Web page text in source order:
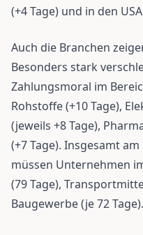
(+4 Tage) und in den
Auch die Branchen
Besonders stark
Zahlungsmoral im
Rohstoffe (+10 Tage),
(jeweils +8 Tage),
(+7 Tage). Insgesamt
müssen Unternehmen
(79 Tage),
Baugewerbe (je 72 Tage).